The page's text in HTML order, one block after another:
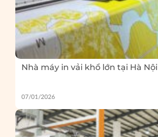
Nhà máy in vải khổ lớn tại Hà Nội
07/01/2026